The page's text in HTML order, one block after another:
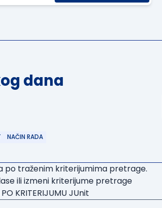
dana
NAČIN RADA
po traženim kriterijumima pretrage.
ili izmeni kriterijume pretrage
KRITERIJUMU JUnit